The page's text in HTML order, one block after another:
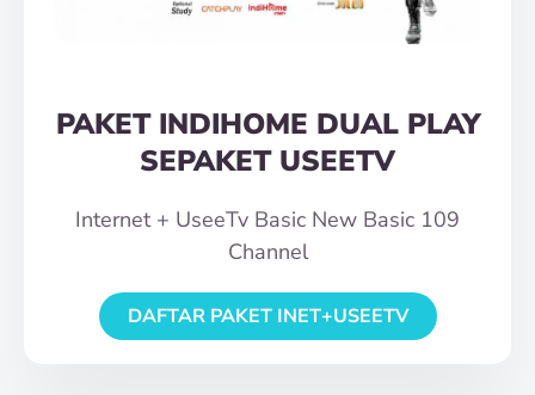
PAKET INDIHOME DUAL PLAY
SEPAKET USEETV
Internet + UseeTv Basic New Basic 109
Channel
DAFTAR PAKET INET+USEETV